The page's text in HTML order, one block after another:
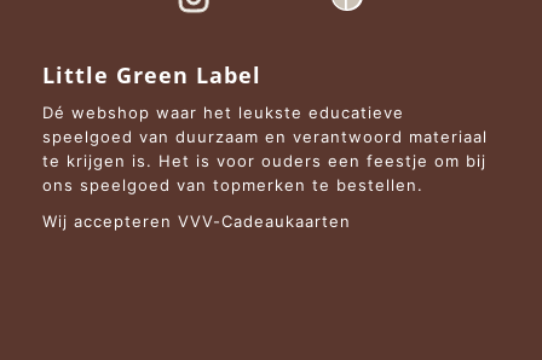
Little Green Label
Dé webshop waar het leukste educatieve
speelgoed van duurzaam en verantwoord materiaal
te krijgen is. Het is voor ouders een feestje om bij
ons speelgoed van topmerken te bestellen.
Wij accepteren VVV-Cadeaukaarten